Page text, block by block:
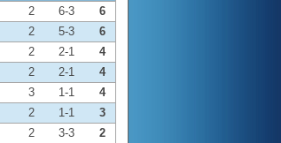
2 6-3
6
2 5-3
6
2 2-1
4
2 2-1
4
3 1-1
4
2 1-1
3
2 3-3
2